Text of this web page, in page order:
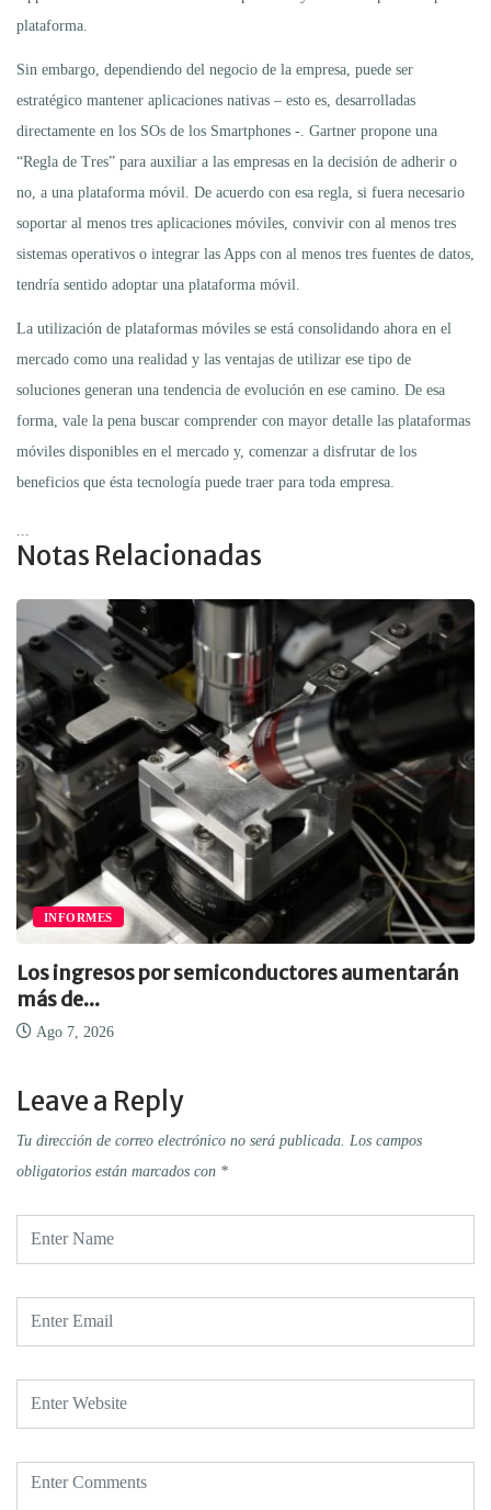
plataforma.
Sin embargo, dependiendo del negocio de la empresa, puede ser
estratégico mantener aplicaciones nativas – esto es, desarrolladas
directamente en los SOs de los Smartphones -. Gartner propone una
“Regla de Tres” para auxiliar a las empresas en la decisión de adherir o
no, a una plataforma móvil. De acuerdo con esa regla, si fuera necesario
soportar al menos tres aplicaciones móviles, convivir con al menos tres
sistemas operativos o integrar las Apps con al menos tres fuentes de datos,
tendría sentido adoptar una plataforma móvil.
La utilización de plataformas móviles se está consolidando ahora en el
mercado como una realidad y las ventajas de utilizar ese tipo de
soluciones generan una tendencia de evolución en ese camino. De esa
forma, vale la pena buscar comprender con mayor detalle las plataformas
móviles disponibles en el mercado y, comenzar a disfrutar de los
beneficios que ésta tecnología puede traer para toda empresa.
Notas Relacionadas
INFORMES
Los ingresos por semiconductores aumentarán
más de...
Ago 7, 2026
Leave a Reply
Tu dirección de correo electrónico no será publicada. Los campos
obligatorios están marcados con *